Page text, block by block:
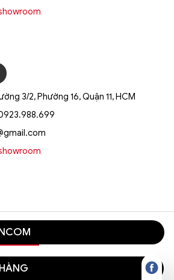
3/2, Phường 16, Quận 11, HCM